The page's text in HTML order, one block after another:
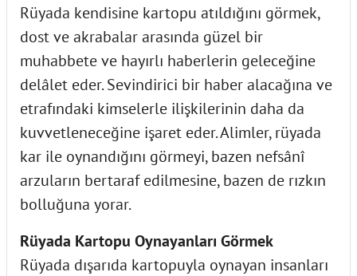
Rüyada kendisine kartopu atıldığını görmek,
dost ve akrabalar arasında güzel bir
muhabbete ve hayırlı haberlerin geleceğine
delâlet eder. Sevindirici bir haber alacağına ve
etrafındaki kimselerle ilişkilerinin daha da
kuvvetleneceğine işaret eder. Alimler, rüyada
kar ile oynandığını görmeyi, bazen nefsânî
arzuların bertaraf edilmesine, bazen de rızkın
bolluğuna yorar.
Rüyada Kartopu Oynayanları Görmek
Rüyada dışarıda kartopuyla oynayan insanları